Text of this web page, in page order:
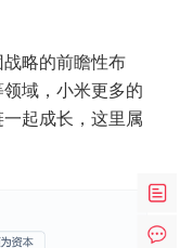
略的前瞻性布
域，小米更多的
起成长，这里属